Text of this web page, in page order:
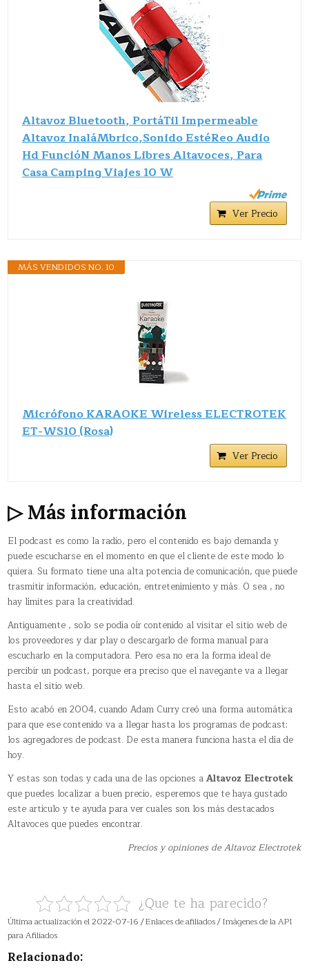
Altavoz Bluetooth, PortáTil Impermeable
Altavoz InaláMbrico,Sonido EstéReo Audio
Hd FuncióN Manos Libres Altavoces, Para
Casa Camping Viajes 10 W
Ver Precio
MÁS VENDIDOS NO. 10
Micrófono KARAOKE Wireless ELECTROTEK
ET-WS10 (Rosa)
Ver Precio
▷ Más información
El podcast es como la radio, pero el contenido es bajo demanda y
puede escucharse en el momento en que el cliente de este modo lo
quiera. Su formato tiene una alta potencia de comunicación, que puede
trasmitir información, educación, entretenimiento y más. O sea , no
hay límites para la creatividad.
Antiguamente , solo se podía oír contenido al visitar el sitio web de
los proveedores y dar play o descargarlo de forma manual para
escucharlo en la computadora. Pero esa no era la forma ideal de
percibir un podcast, porque era preciso que el navegante va a llegar
hasta el sitio web.
Esto acabó en 2004, cuando Adam Curry creó una forma automática
para que ese contenido va a llegar hasta los programas de podcast:
los agregadores de podcast. De esta manera funciona hasta el día de
hoy.
Y estas son todas y cada una de las opciones aAltavoz Electrotek
que puedes localizar a buen precio, esperemos que te haya gustado
este articulo y te ayuda para ver cuales son los más destacados
Altavoces que puedes encontrar.
Precios y opiniones de Altavoz Electrotek
¿Que te ha parecido?
Última actualización el 2022-07-16 / Enlaces de afiliados / Imágenes de la API
para Afiliados
Relacionado: